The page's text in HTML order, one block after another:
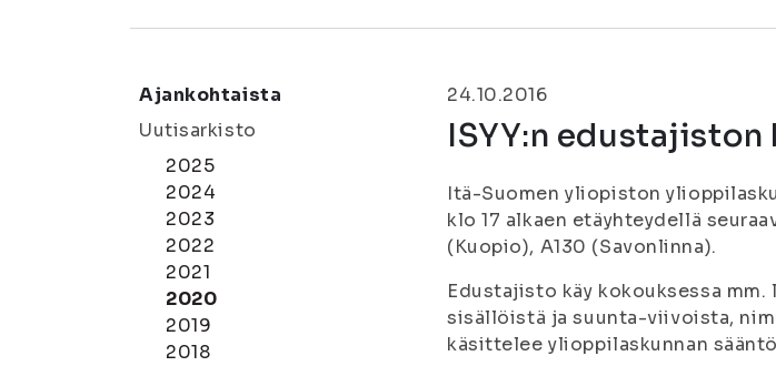
Ajankohtaista
Uutisarkisto
2025
2024
2023
2022
2021
2020
2019
2018
24.10.2016
ISYY:n edustajiston
Itä-Suomen yliopiston
klo 17 alkaen etäyhteydellä
(Kuopio), A130 (Savonlinna).
Edustajisto käy kokouksessa
sisällöistä ja suunta-viivoista,
käsittelee ylioppilaskunnan